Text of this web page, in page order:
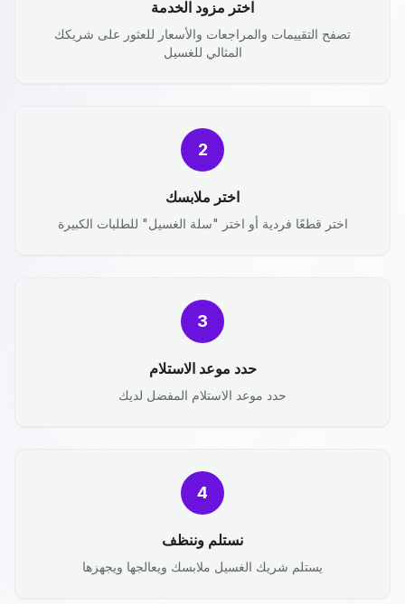
اختر مزود الخدمة
تصفح التقييمات والمراجعات والأسعار للعثور على شريكك
المثالي للغسيل
2
اختر ملابسك
اختر قطعًا فردية أو اختر "سلة الغسيل" للطلبات الكبيرة
3
حدد موعد الاستلام
حدد موعد الاستلام المفضل لديك
4
نستلم وننظف
يستلم شريك الغسيل ملابسك ويعالجها ويجهزها